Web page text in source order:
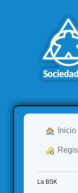
Inicio
La BSK